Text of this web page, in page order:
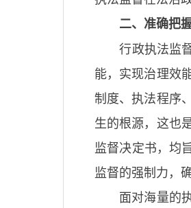
二、准确把
行政执法监
能，实现治理效
制度、执法程序
生的根源，这也
监督决定书，均
监督的强制力，
面对海量的